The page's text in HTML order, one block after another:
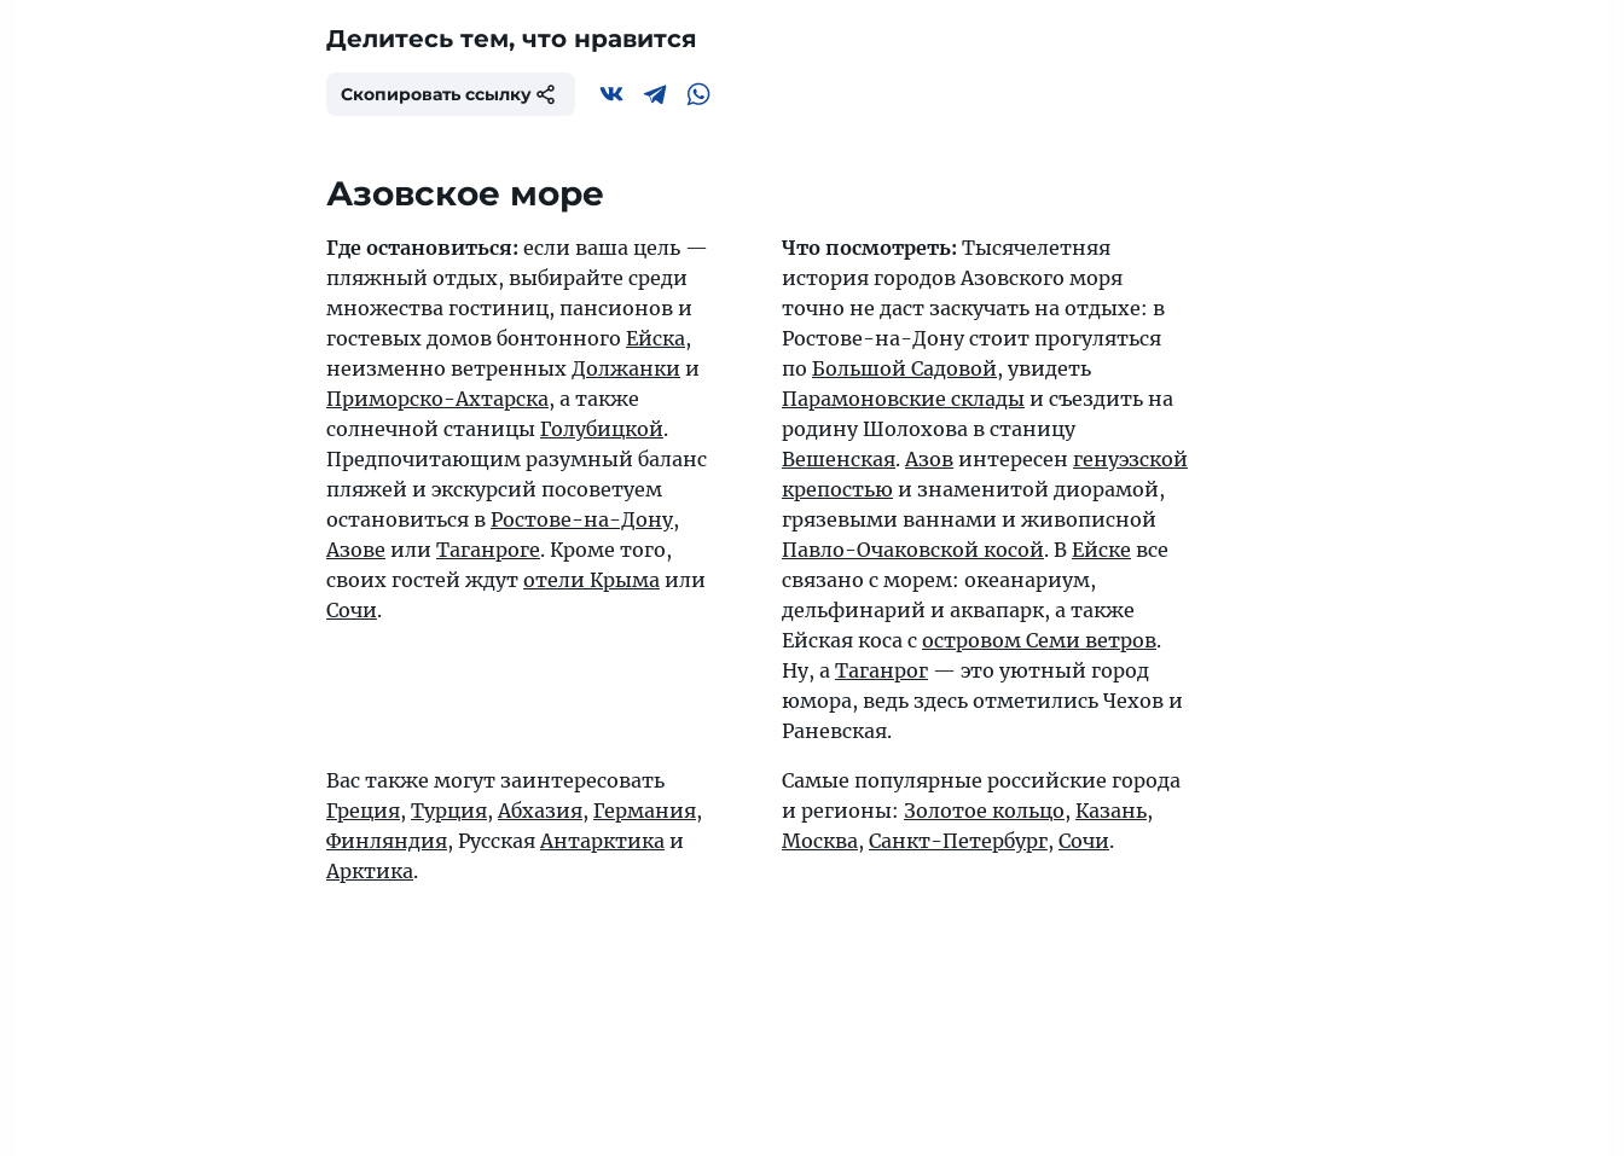
Делитесь тем, что нравится
Скопировать ссылку
Азовское море
Где остановиться: если ваша цель —
пляжный отдых, выбирайте среди
множества гостиниц, пансионов и
гостевых домов бонтонного Ейска,
неизменно ветренных Должанки и
Приморско-Ахтарска, а также
солнечной станицы Голубицкой.
Предпочитающим разумный баланс
пляжей и экскурсий посоветуем
остановиться в Ростове-на-Дону,
Азове или Таганроге. Кроме того,
своих гостей ждут отели Крыма или
Сочи.
Что посмотреть: Тысячелетняя
история городов Азовского моря
точно не даст заскучать на отдыхе: в
Ростове-на-Дону стоит прогуляться
по Большой Садовой, увидеть
Парамоновские склады и съездить на
родину Шолохова в станицу
Вешенская.Азов интересен генуэзской
крепостью и знаменитой диорамой,
грязевыми ваннами и живописной
Павло-Очаковской косой. В Ейске все
связано с морем: океанариум,
дельфинарий и аквапарк, а также
Ейская коса с островом Семи ветров.
Ну, а Таганрог — это уютный город
юмора, ведь здесь отметились Чехов и
Раневская.
Вас также могут заинтересовать
Греция, Турция,Абхазия, Германия,
Финляндия, РусскаяАнтарктика и
Арктика.
Самые популярные российские города
и регионы: Золотое кольцо, Казань,
Москва, Санкт-Петербург, Сочи.